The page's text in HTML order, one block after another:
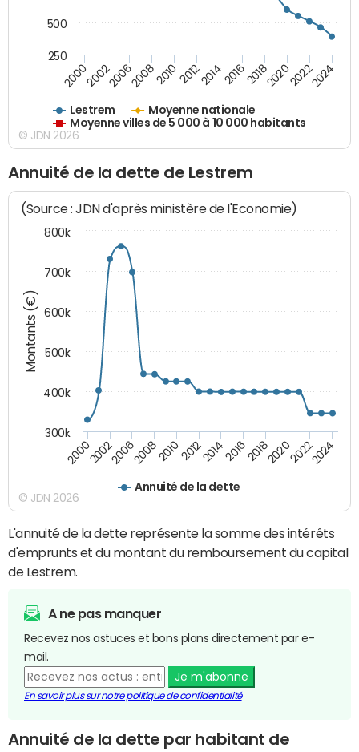
Lestrem
Moyenne nationale
Moyenne villes de 5 000 à 10 000 habitants
200020022006200820102012201420162018202020222024
250
500
© JDN 2026
Annuité de la dette de Lestrem
Montants (€)
(Source : JDN d'après ministère de l'Economie)
Annuité de la dette
200020022006200820102012201420162018202020222024
300k
400k
500k
600k
700k
800k
© JDN 2026
L'annuité de la dette représente la somme des intérêts
d'emprunts et du montant du remboursement du capital
de Lestrem.
A ne pas manquer
Recevez nos astuces et bons plans directement par e-
mail.
Je m'abonne
En savoir plus sur notre politique de confidentialité
Annuité de la dette par habitant de